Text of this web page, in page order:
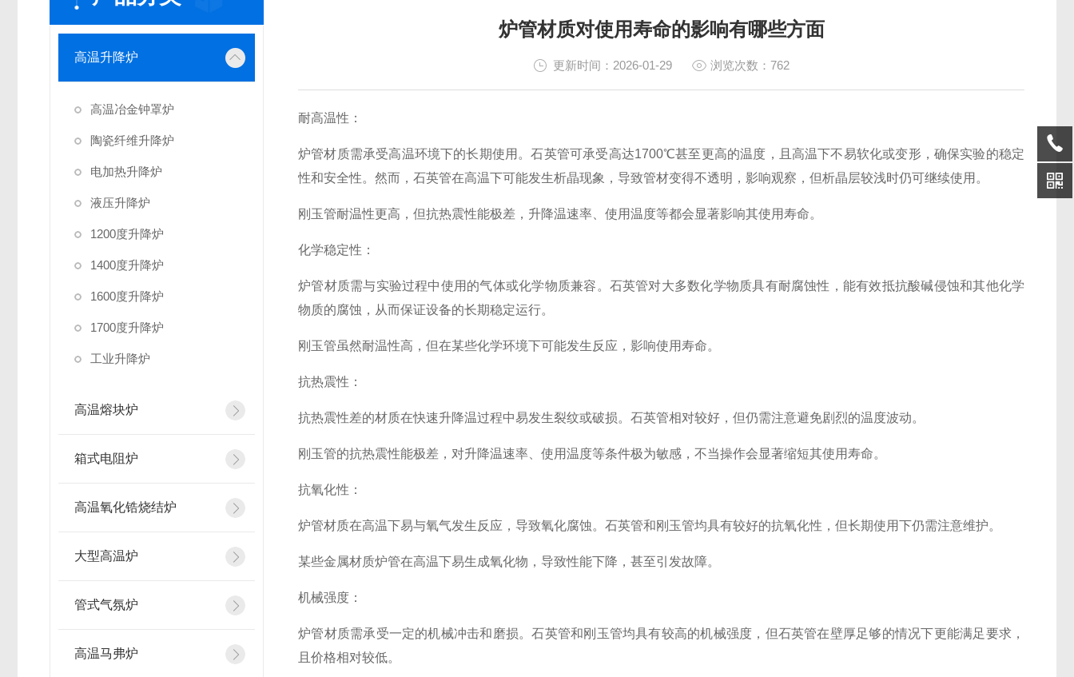
高温升降炉
高温冶金钟罩炉
陶瓷纤维升降炉
电加热升降炉
液压升降炉
1200度升降炉
1400度升降炉
1600度升降炉
1700度升降炉
工业升降炉
高温熔块炉
箱式电阻炉
高温氧化锆烧结炉
大型高温炉
管式气氛炉
高温马弗炉
炉管材质对使用寿命的影响有哪些方面
更新时间：2026-01-29 浏览次数：762
耐高温性：
炉管材质需承受高温环境下的长期使用。石英管可承受高达1700℃甚至更高的温度，且高温下不易软化或变形，确保实验的稳定
性和安全性。然而，石英管在高温下可能发生析晶现象，导致管材变得不透明，影响观察，但析晶层较浅时仍可继续使用。
刚玉管耐温性更高，但抗热震性能极差，升降温速率、使用温度等都会显著影响其使用寿命。
化学稳定性：
炉管材质需与实验过程中使用的气体或化学物质兼容。石英管对大多数化学物质具有耐腐蚀性，能有效抵抗酸碱侵蚀和其他化学
物质的腐蚀，从而保证设备的长期稳定运行。
刚玉管虽然耐温性高，但在某些化学环境下可能发生反应，影响使用寿命。
抗热震性：
抗热震性差的材质在快速升降温过程中易发生裂纹或破损。石英管相对较好，但仍需注意避免剧烈的温度波动。
刚玉管的抗热震性能极差，对升降温速率、使用温度等条件极为敏感，不当操作会显著缩短其使用寿命。
抗氧化性：
炉管材质在高温下易与氧气发生反应，导致氧化腐蚀。石英管和刚玉管均具有较好的抗氧化性，但长期使用下仍需注意维护。
某些金属材质炉管在高温下易生成氧化物，导致性能下降，甚至引发故障。
机械强度：
炉管材质需承受一定的机械冲击和磨损。石英管和刚玉管均具有较高的机械强度，但石英管在壁厚足够的情况下更能满足要求，
且价格相对较低。